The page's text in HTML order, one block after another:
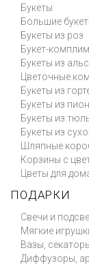
Букеты
Большие
Букеты из роз
Букет-
Букеты из
Цветочные
Букеты из
Букеты из
Букеты из
Букеты из
Шляпные
Корзины с
Цветы для
ПОДАРКИ
Свечи и
Мягкие
Вазы,
Диффузоры,